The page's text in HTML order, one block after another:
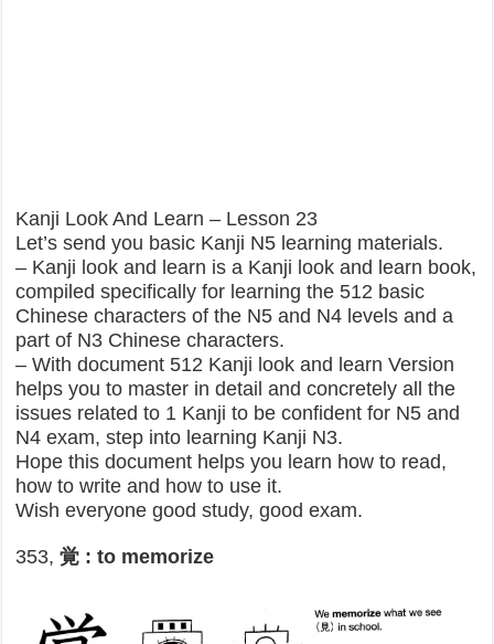
Kanji Look And Learn – Lesson 23
Let’s send you basic Kanji N5 learning materials.
– Kanji look and learn is a Kanji look and learn book,
compiled specifically for learning the 512 basic
Chinese characters of the N5 and N4 levels and a
part of N3 Chinese characters.
– With document 512 Kanji look and learn Version
helps you to master in detail and concretely all the
issues related to 1 Kanji to be confident for N5 and
N4 exam, step into learning Kanji N3.
Hope this document helps you learn how to read,
how to write and how to use it.
Wish everyone good study, good exam.
353,覚 : to memorize